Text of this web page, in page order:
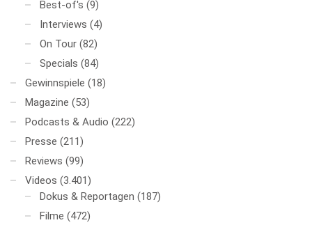
Best-of's (9)
Interviews (4)
On Tour (82)
Specials (84)
Gewinnspiele (18)
Magazine (53)
Podcasts & Audio (222)
Presse (211)
Reviews (99)
Videos (3.401)
Dokus & Reportagen (187)
Filme (472)